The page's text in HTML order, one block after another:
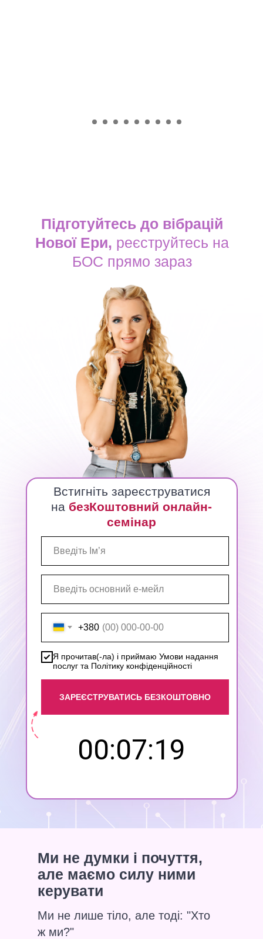
Підготуйтесь до вібрацій
Нової Ери, реєструйтесь на
БОС прямо зараз
+380
Я прочитав(-ла) і приймаю Умови надання
послуг та Політику конфіденційності
ЗАРЕЄСТРУВАТИСЬ БЕЗКОШТОВНО
Встигніть зареєструватися
на безКоштовний онлайн-
семінар
00:07:17
Ми не думки і почуття,
але маємо силу ними
керувати
Ми не лише тіло, але тоді: "Хто
ж ми?"